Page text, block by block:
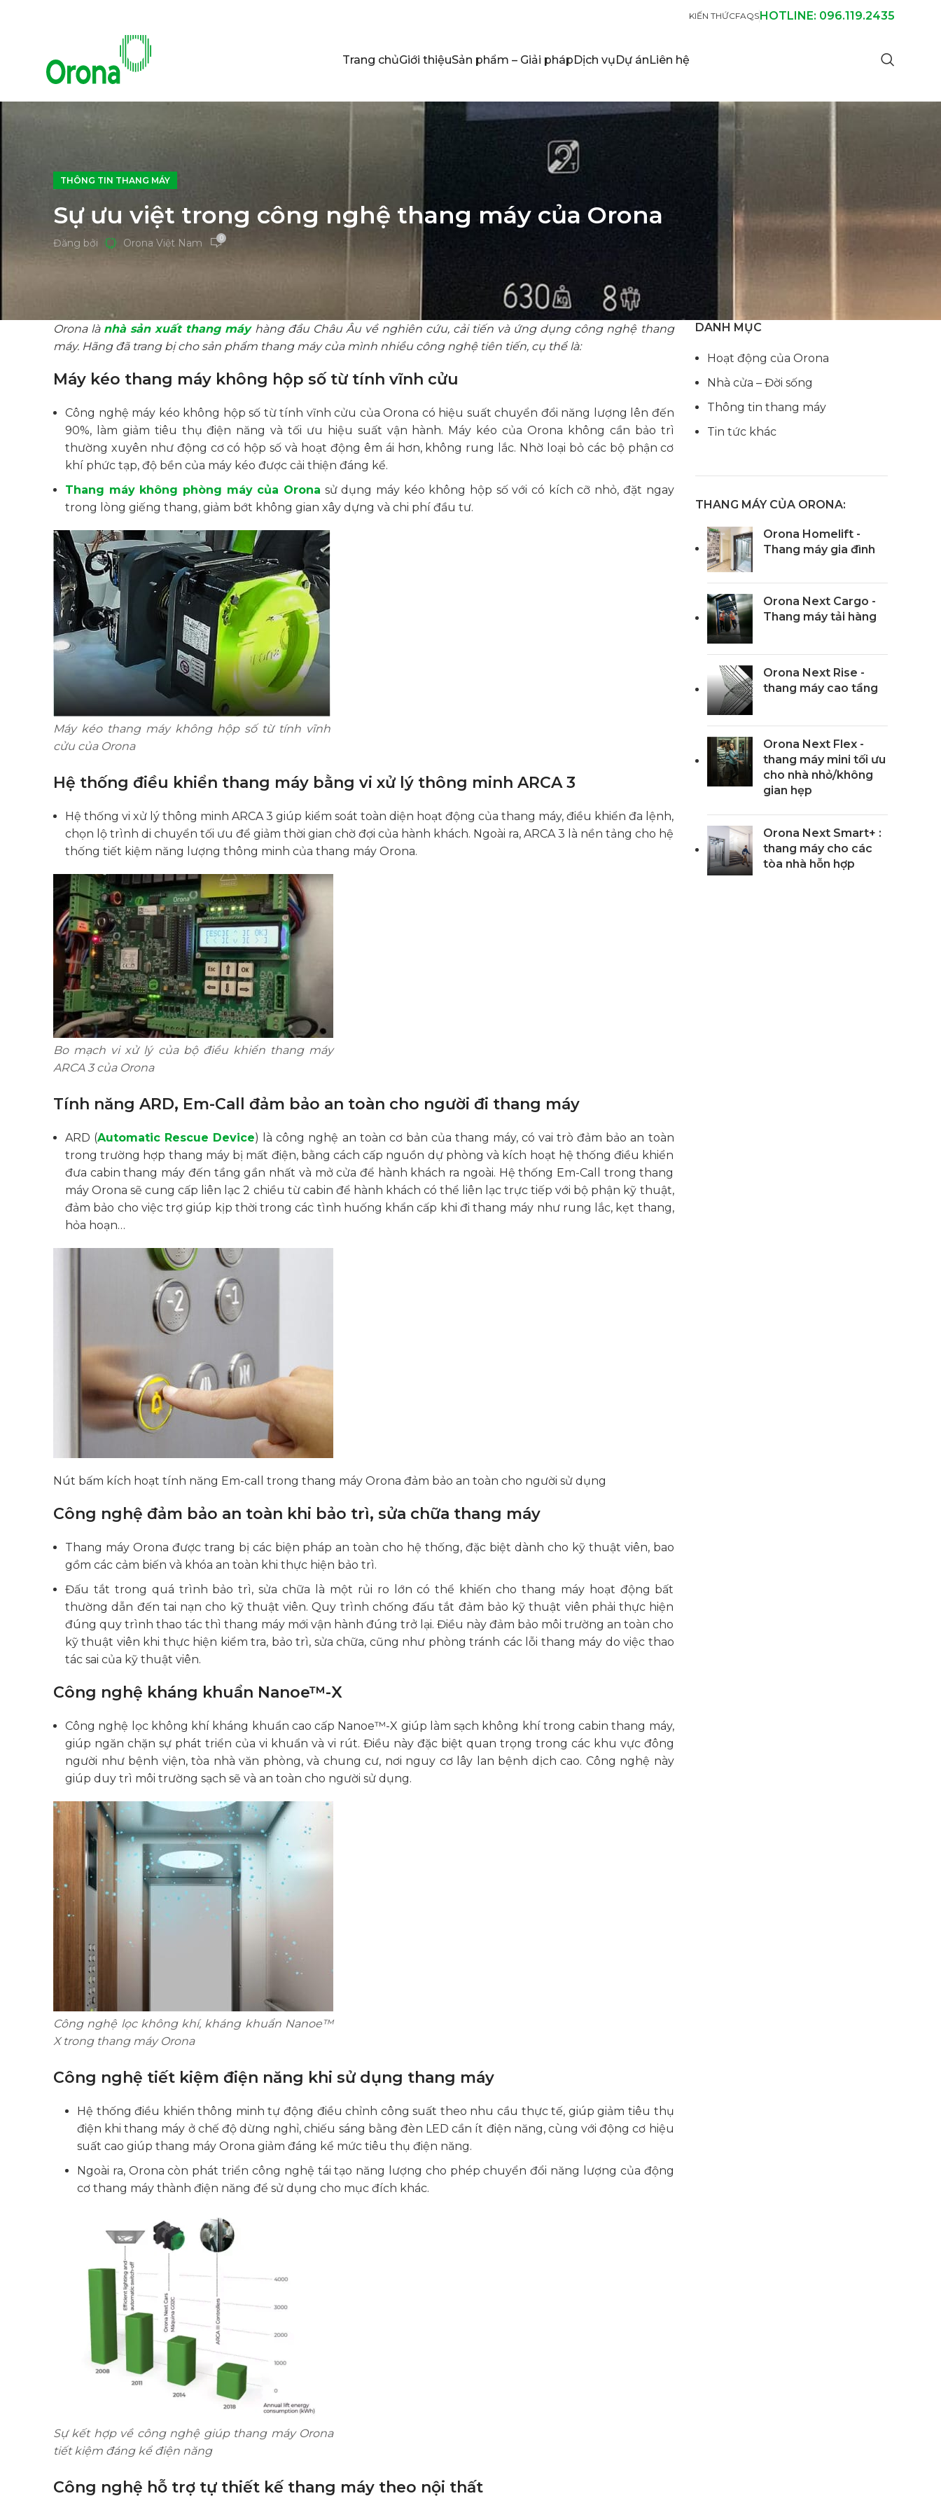
KIẾN THỨCFAQSHOTLINE: 096.119.2435
Trang chủGiới thiệuSản phẩm – Giải phápDịch vụDự ánLiên hệ
THÔNG TIN THANG MÁY
Sự ưu việt trong công nghệ thang máy của Orona
Đăng bởi Orona Việt Nam 0
Orona là nhà sản xuất thang máyhàng đầu Châu Âu về nghiên cứu, cải tiến và ứng dụng công nghệ thang
máy. Hãng đã trang bị cho sản phẩm thang máy của mình nhiều công nghệ tiên tiến, cụ thể là:
Máy kéo thang máy không hộp số từ tính vĩnh cửu
Công nghệ máy kéo không hộp số từ tính vĩnh cửu của Orona có hiệu suất chuyển đổi năng lượng lên đến
90%, làm giảm tiêu thụ điện năng và tối ưu hiệu suất vận hành. Máy kéo của Orona không cần bảo trì
thường xuyên như động cơ có hộp số và hoạt động êm ái hơn, không rung lắc. Nhờ loại bỏ các bộ phận cơ
khí phức tạp, độ bền của máy kéo được cải thiện đáng kể.
Thang máy không phòng máy của Orona sử dụng máy kéo không hộp số với có kích cỡ nhỏ, đặt ngay
trong lòng giếng thang, giảm bớt không gian xây dựng và chi phí đầu tư.
Máy kéo thang máy không hộp số từ tính vĩnh
cửu của Orona
Hệ thống điều khiển thang máy bằng vi xử lý thông minh ARCA 3
Hệ thống vi xử lý thông minh ARCA 3 giúp kiểm soát toàn diện hoạt động của thang máy, điều khiển đa lệnh,
chọn lộ trình di chuyển tối ưu để giảm thời gian chờ đợi của hành khách. Ngoài ra, ARCA 3 là nền tảng cho hệ
thống tiết kiệm năng lượng thông minh của thang máy Orona.
Bo mạch vi xử lý của bộ điều khiển thang máy
ARCA 3 của Orona
Tính năng ARD, Em-Call đảm bảo an toàn cho người đi thang máy
ARD (Automatic Rescue Device) là công nghệ an toàn cơ bản của thang máy, có vai trò đảm bảo an toàn
trong trường hợp thang máy bị mất điện, bằng cách cấp nguồn dự phòng và kích hoạt hệ thống điều khiển
đưa cabin thang máy đến tầng gần nhất và mở cửa để hành khách ra ngoài. Hệ thống Em-Call trong thang
máy Orona sẽ cung cấp liên lạc 2 chiều từ cabin để hành khách có thể liên lạc trực tiếp với bộ phận kỹ thuật,
đảm bảo cho việc trợ giúp kịp thời trong các tình huống khẩn cấp khi đi thang máy như rung lắc, kẹt thang,
hỏa hoạn…
Nút bấm kích hoạt tính năng Em-call trong thang máy Orona đảm bảo an toàn cho người sử dụng
Công nghệ đảm bảo an toàn khi bảo trì, sửa chữa thang máy
Thang máy Orona được trang bị các biện pháp an toàn cho hệ thống, đặc biệt dành cho kỹ thuật viên, bao
gồm các cảm biến và khóa an toàn khi thực hiện bảo trì.
Đấu tắt trong quá trình bảo trì, sửa chữa là một rủi ro lớn có thể khiến cho thang máy hoạt động bất
thường dẫn đến tai nạn cho kỹ thuật viên. Quy trình chống đấu tắt đảm bảo kỹ thuật viên phải thực hiện
đúng quy trình thao tác thì thang máy mới vận hành đúng trở lại. Điều này đảm bảo môi trường an toàn cho
kỹ thuật viên khi thực hiện kiểm tra, bảo trì, sửa chữa, cũng như phòng tránh các lỗi thang máy do việc thao
tác sai của kỹ thuật viên.
Công nghệ kháng khuẩn Nanoe™-X
Công nghệ lọc không khí kháng khuẩn cao cấp Nanoe™-X giúp làm sạch không khí trong cabin thang máy,
giúp ngăn chặn sự phát triển của vi khuẩn và vi rút. Điều này đặc biệt quan trọng trong các khu vực đông
người như bệnh viện, tòa nhà văn phòng, và chung cư, nơi nguy cơ lây lan bệnh dịch cao. Công nghệ này
giúp duy trì môi trường sạch sẽ và an toàn cho người sử dụng.
Công nghệ lọc không khí, kháng khuẩn Nanoe™
X trong thang máy Orona
Công nghệ tiết kiệm điện năng khi sử dụng thang máy
Hệ thống điều khiển thông minh tự động điều chỉnh công suất theo nhu cầu thực tế, giúp giảm tiêu thụ
điện khi thang máy ở chế độ dừng nghỉ, chiếu sáng bằng đèn LED cần ít điện năng, cùng với động cơ hiệu
suất cao giúp thang máy Orona giảm đáng kể mức tiêu thụ điện năng.
Ngoài ra, Orona còn phát triển công nghệ tái tạo năng lượng cho phép chuyển đổi năng lượng của động
cơ thang máy thành điện năng để sử dụng cho mục đích khác.
Sự kết hợp về công nghệ giúp thang máy Orona
tiết kiệm đáng kể điện năng
Công nghệ hỗ trợ tự thiết kế thang máy theo nội thất
DANH MỤC
Hoạt động của Orona
Nhà cửa – Đời sống
Thông tin thang máy
Tin tức khác
THANG MÁY CỦA ORONA:
Orona Homelift -
Thang máy gia đình
Orona Next Cargo -
Thang máy tải hàng
Orona Next Rise -
thang máy cao tầng
Orona Next Flex -
thang máy mini tối ưu
cho nhà nhỏ/không
gian hẹp
Orona Next Smart+ :
thang máy cho các
tòa nhà hỗn hợp